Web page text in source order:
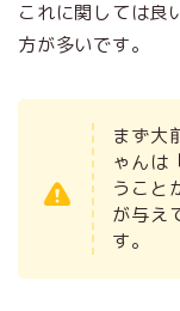
これに関しては良
方が多いです。
まず大
ゃんは
うこと
が与え
す。